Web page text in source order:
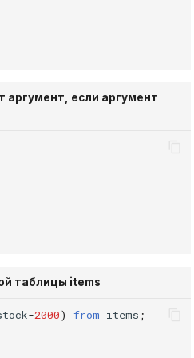
аргумент, если аргумент
таблицы items
-2000) from items ;